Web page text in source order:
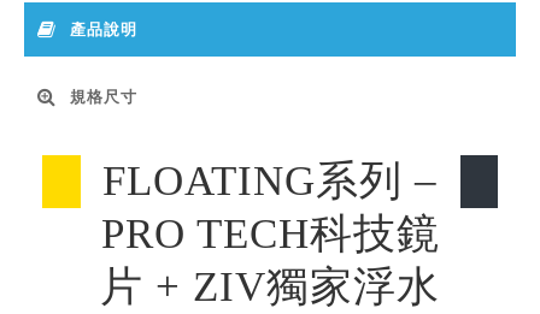
產品說明
規格尺寸
FLOATING系列 –
PRO TECH科技鏡
片 + ZIV獨家浮水